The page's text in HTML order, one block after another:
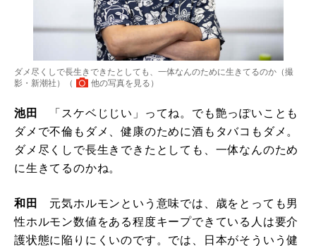
ダメ尽くしで長生きできたとしても、一体なんのために生きてるのか（撮
影・新潮社）（
他の写真を見る ）
池田
「スケベじじい」ってね。でも艶っぽいことも
ダメで不倫もダメ、健康のために酒もタバコもダメ。
ダメ尽くしで長生きできたとしても、一体なんのため
に生きてるのかね。
和田 元気ホルモンという意味では、歳をとっても男
性ホルモン数値をある程度キープできている人は要介
護状態に陥りにくいのです。では、日本がそういう健